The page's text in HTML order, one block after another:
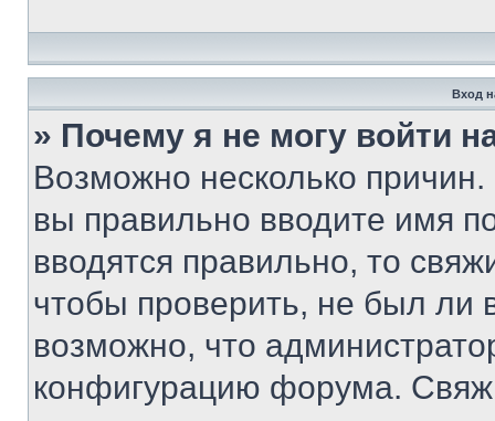
Вход
» Почему я не могу войти
Возможно несколько
вы правильно вводите имя
вводятся правильно, то
чтобы проверить, не был ли
возможно, что
конфигурацию форума.